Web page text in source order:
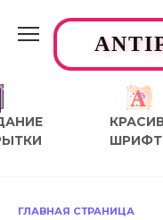
содержанию
ШРИФТ
ГЛАВНАЯ СТРАНИЦА